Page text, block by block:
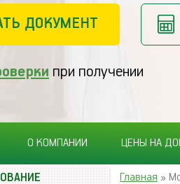
ДОКУМЕНТ
при получении
О КОМПАНИИ ЦЕНЫ НА
Главная »